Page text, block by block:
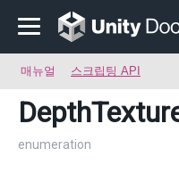
매뉴얼 스크립팅 API
enumeration